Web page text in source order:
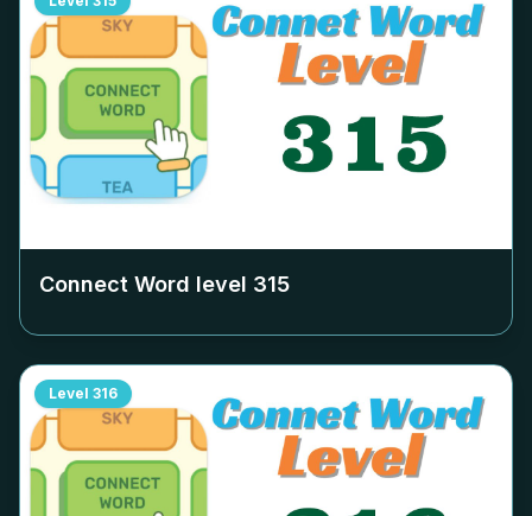
Connect Word level 315
Level 316